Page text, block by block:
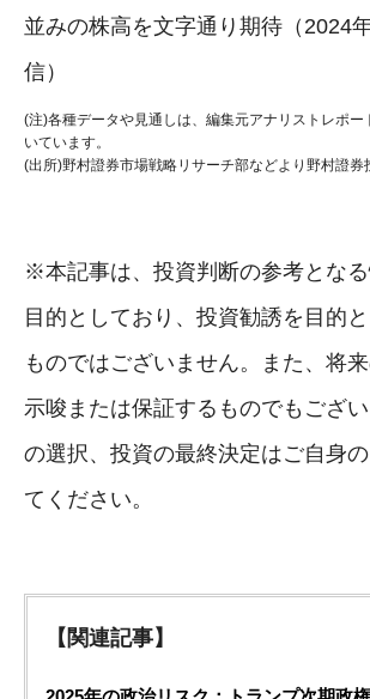
並みの株高を文字通り期待（2024
信）
(注)各種データや見通しは、編集元アナリストレポー
いています。
(出所)野村證券市場戦略リサーチ部などより野村證券
※本記事は、投資判断の参考とな
目的としており、投資勧誘を目的
ものではございません。また、将
示唆または保証するものでもござ
の選択、投資の最終決定はご自身
てください。
【関連記事】